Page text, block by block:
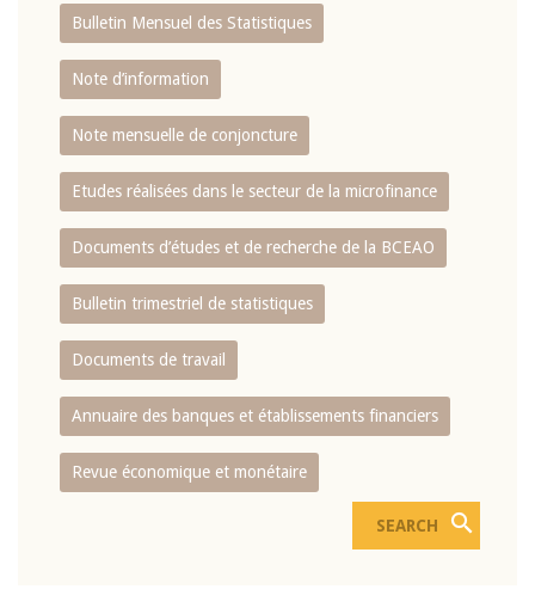
Bulletin Mensuel des Statistiques
Note d’information
Note mensuelle de conjoncture
Etudes réalisées dans le secteur de la microfinance
Documents d’études et de recherche de la BCEAO
Bulletin trimestriel de statistiques
Documents de travail
Annuaire des banques et établissements financiers
Revue économique et monétaire